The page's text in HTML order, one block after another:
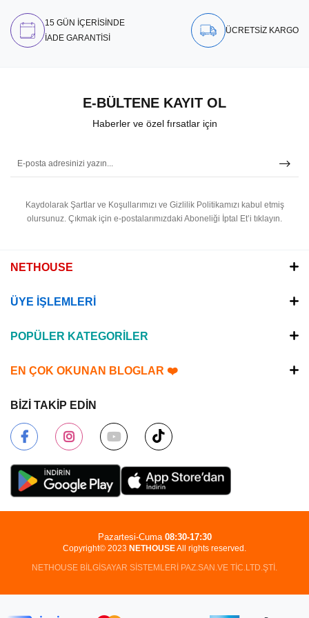
15 GÜN İÇERİSİNDE
İADE GARANTİSİ
ÜCRETSİZ KARGO
E-BÜLTENE KAYIT OL
Haberler ve özel fırsatlar için
Kaydolarak Şartlar ve Koşullarımızı ve Gizlilik Politikamızı kabul etmiş
olursunuz. Çıkmak için e-postalarımızdaki Aboneliği İptal Et’i tıklayın.
NETHOUSE
ÜYE İŞLEMLERİ
POPÜLER KATEGORİLER
EN ÇOK OKUNAN BLOGLAR ❤️
BİZİ TAKİP EDİN
Copyright© 2023 NETHOUSEAll rights reserved.
NETHOUSE BİLGİSAYAR SİSTEMLERİ PAZ.SAN.VE TİC.LTD.ŞTİ.
Pazartesi-Cuma 08:30-17:30